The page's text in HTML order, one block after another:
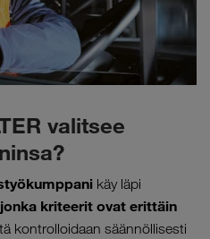
valitsee
käy läpi
kriteerit ovat erittäin
kontrolloidaan säännöllisesti